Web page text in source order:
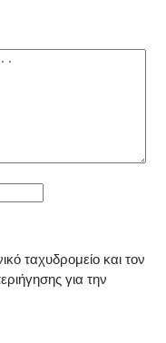
ταχυδρομείο και τον
για την